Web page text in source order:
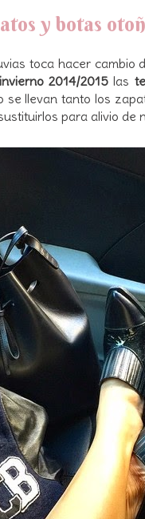
y botas
toca hacer cambio
2014/2015 las
se llevan tanto los
para alivio de